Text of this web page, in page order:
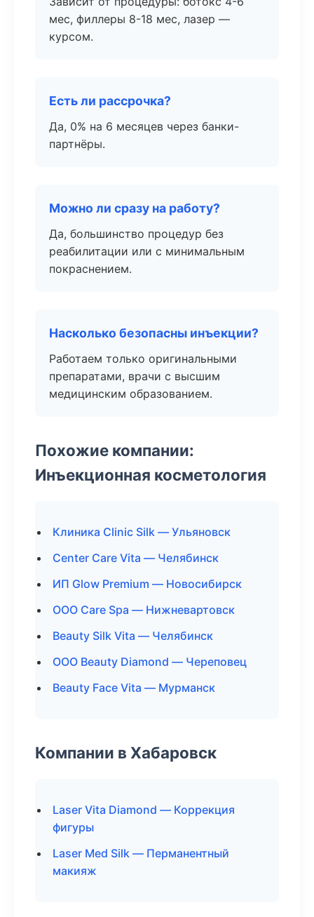
мес, филлеры 8-18 мес, лазер —
курсом.
Есть ли рассрочка?
Да, 0% на 6 месяцев через банки-
партнёры.
Можно ли сразу на работу?
Да, большинство процедур без
реабилитации или с минимальным
покраснением.
Насколько безопасны инъекции?
Работаем только оригинальными
препаратами, врачи с высшим
медицинским образованием.
Похожие компании:
Инъекционная косметология
Клиника Clinic Silk — Ульяновск
Center Care Vita — Челябинск
ИП Glow Premium — Новосибирск
ООО Care Spa — Нижневартовск
Beauty Silk Vita — Челябинск
ООО Beauty Diamond — Череповец
Beauty Face Vita — Мурманск
Компании в Хабаровск
Laser Vita Diamond — Коррекция
фигуры
Laser Med Silk — Перманентный
макияж